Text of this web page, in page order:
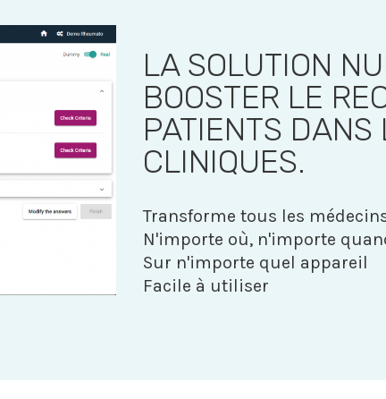
LA SOLUTION
BOOSTER LE
PATIENTS DANS
CLINIQUES.
Transforme tous les
N'importe où, n'importe
Sur n'importe quel appareil
Facile à utiliser